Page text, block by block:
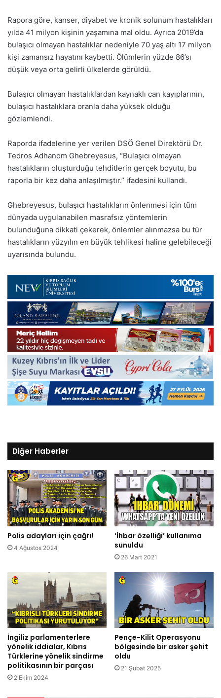
Rapora göre, kanser, diyabet ve kronik solunum hastalıkları
yılda 41 milyon kişinin yaşamına mal oldu. Ayrıca 2019’da
bulaşıcı olmayan hastalıklar nedeniyle 70 yaş altı 17 milyon
kişi zamansız hayatını kaybetti. Ölümlerin yüzde 86’sı
düşük veya orta gelirli ülkelerde görüldü.
Bulaşıcı olmayan hastalıklardan kaynaklı can kayıplarının,
bulaşıcı hastalıklara oranla daha yüksek olduğu
gözlemlendi.
Raporda ifadelerine yer verilen DSÖ Genel Direktörü Dr.
Tedros Adhanom Ghebreyesus, “Bulaşıcı olmayan
hastalıkların oluşturduğu tehditlerin gerçek boyutu, bu
raporla bir kez daha anlaşılmıştır.” ifadesini kullandı.
​​​​​​​Ghebreyesus, bulaşıcı hastalıkların önlenmesi için tüm
dünyada uygulanabilen masrafsız yöntemlerin
bulunduğuna dikkati çekerek, önlemler alınmazsa bu tür
hastalıkların yüzyılın en büyük tehlikesi haline gelebileceği
uyarısında bulundu.
Diğer Haberler
Polis adayları için çağrı!
4 Ağustos 2024
‘İhbar özelliği’ kullanıma
sunuldu
26 Mart 2021
İngiliz parlamenterlere
yönelik iddialar, Kıbrıs
Türklerine yönelik sindirme
politikasının bir parçası
2 Ekim 2024
Pençe-Kilit Operasyonu
bölgesinde bir asker şehit
oldu
21 Şubat 2025